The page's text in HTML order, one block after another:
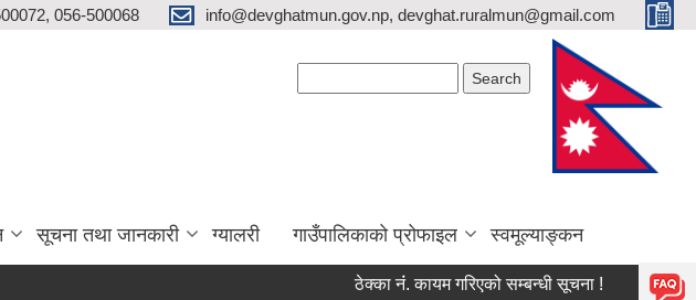
056-500068 info@devghatmun.gov.np, devghat.ruralmun@gmail.com
सूचना तथा जानकारी ग्यालरी गाउँपालिकाको प्रोफाइल स्वमूल्याङ्कन
ठेक्का नंं. कायम गरिएको सम्बन्धी सूचना ! जिल्ला भूमि